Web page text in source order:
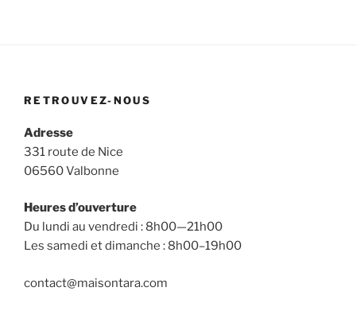
RETROUVEZ-NOUS
Adresse
331 route de Nice
06560 Valbonne
Heures d’ouverture
Du lundi au vendredi : 8h00—21h00
Les samedi et dimanche : 8h00–19h00
contact@maisontara.com